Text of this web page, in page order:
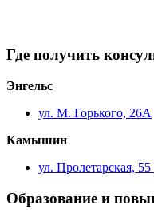
Где получить
Энгельс
ул. М. Горького, 26А
Камышин
ул. Пролетарская,
Образование и